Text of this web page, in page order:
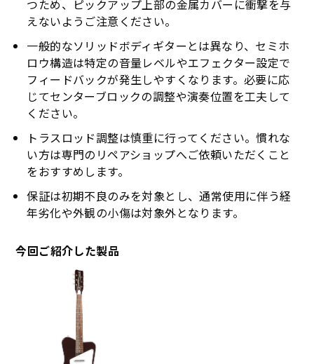
つため、ピックアップ上部の金属カバーに衝撃を与
えないようご注意ください。
一般的なソリッドボディギターとは異なり、セミホ
ロウ構造は特定の音量レベルやエフェクター設定で
フィードバックが発生しやすくなります。必要に応
じてセンターブロックの調整や演奏位置を工夫して
ください。
トラスロッド調整は慎重に行ってください。慣れな
い方は専門のリペアショップへご依頼いただくこと
をおすすめします。
保証は初期不良のみを対象とし、通常使用に伴う経
年劣化や外観の小傷は対象外となります。
今回ご紹介した製品